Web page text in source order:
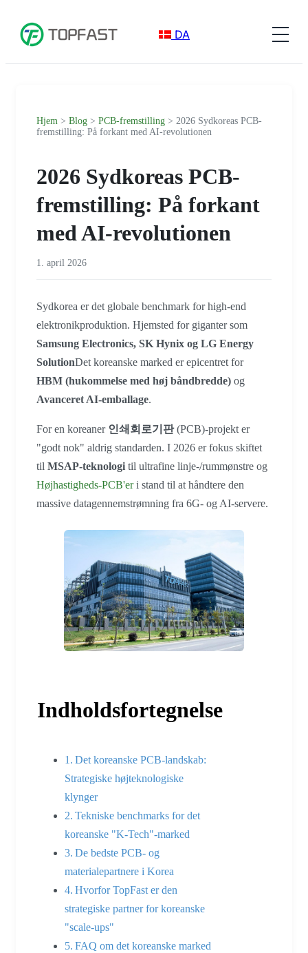
DA
Hjem > Blog > PCB-fremstilling > 2026 Sydkoreas PCB-
fremstilling: På forkant med AI-revolutionen
2026 Sydkoreas PCB-
fremstilling: På forkant
med AI-revolutionen
1. april 2026
Sydkorea er det globale benchmark for high-end
elektronikproduktion. Hjemsted for giganter som
Samsung Electronics, SK Hynix og LG Energy
SolutionDet koreanske marked er epicentret for
HBM (hukommelse med høj båndbredde) og
Avanceret AI-emballage.
For en koreaner 인쇄회로기판(PCB)-projekt er
"godt nok" aldrig standarden. I 2026 er fokus skiftet
til MSAP-teknologi til ultrafine linje-/rummønstre og
Højhastigheds-PCB'eri stand til at håndtere den
massive datagennemstrømning fra 6G- og AI-servere.
Indholdsfortegnelse
Det koreanske PCB-landskab:
Strategiske højteknologiske
klynger
Tekniske benchmarks for det
koreanske "K-Tech"-marked
De bedste PCB- og
materialepartnere i Korea
Hvorfor TopFast er den
strategiske partner for koreanske
"scale-ups"
FAQ om det koreanske marked